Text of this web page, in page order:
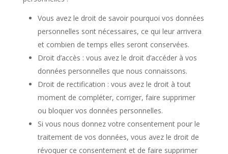
Vous avez le droit de savoir pourquoi vos données
personnelles sont nécessaires, ce qui leur arrivera
et combien de temps elles seront conservées.
Droit d’accès : vous avez le droit d’accéder à vos
données personnelles que nous connaissons.
Droit de rectification : vous avez le droit à tout
moment de compléter, corriger, faire supprimer
ou bloquer vos données personnelles.
Si vous nous donnez votre consentement pour le
traitement de vos données, vous avez le droit de
révoquer ce consentement et de faire supprimer